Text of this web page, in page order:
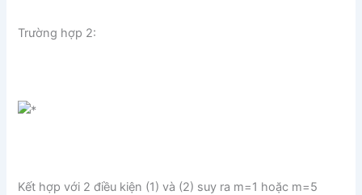
Trường hợp 2:
Kết hợp với 2 điều kiện (1) và (2) suy ra m=1 hoặc m=5